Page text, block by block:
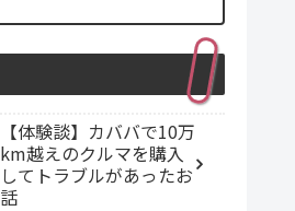
【体験談】カババで10万
km越えのクルマを購入
してトラブルがあったお
話